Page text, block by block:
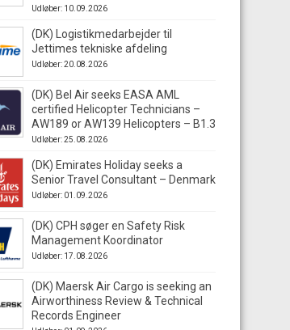
Udløber: 10.09.2026
(DK) Logistikmedarbejder til
Jettimes tekniske afdeling
Udløber: 20.08.2026
(DK) Bel Air seeks EASA AML
certified Helicopter Technicians –
AW189 or AW139 Helicopters – B1.3
Udløber: 25.08.2026
(DK) Emirates Holiday seeks a
Senior Travel Consultant – Denmark
Udløber: 01.09.2026
(DK) CPH søger en Safety Risk
Management Koordinator
Udløber: 17.08.2026
(DK) Maersk Air Cargo is seeking an
Airworthiness Review & Technical
Records Engineer